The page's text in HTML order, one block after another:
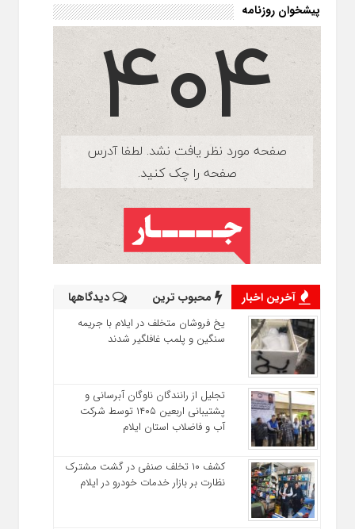
پیشخوان روزنامه
آخرین اخبار محبوب ترین دیدگاهها
یخ‌ فروشان متخلف در ایلام با جریمه
سنگین و پلمب غافلگیر شدند
تجلیل از رانندگان ناوگان آبرسانی و
پشتیبانی اربعین ۱۴۰۵ توسط شرکت
آب و فاضلاب استان ایلام
کشف ۱۰ تخلف صنفی در گشت مشترک
نظارت بر بازار خدمات خودرو در ایلام